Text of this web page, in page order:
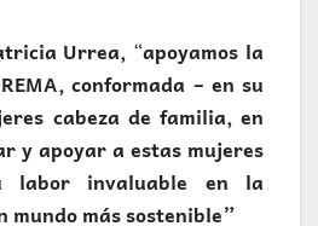
Urrea, “apoyamos la
conformada – en su
cabeza de familia, en
y apoyar a estas mujeres
labor invaluable en la
mundo más sostenible”